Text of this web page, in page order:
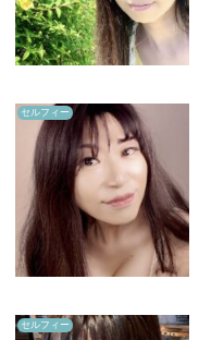
セルフィー
セルフィー